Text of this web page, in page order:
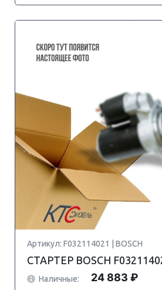
Артикул: F032114021 | BOSCH
СТАРТЕР BOSCH
Наличные: 24 883 ₽